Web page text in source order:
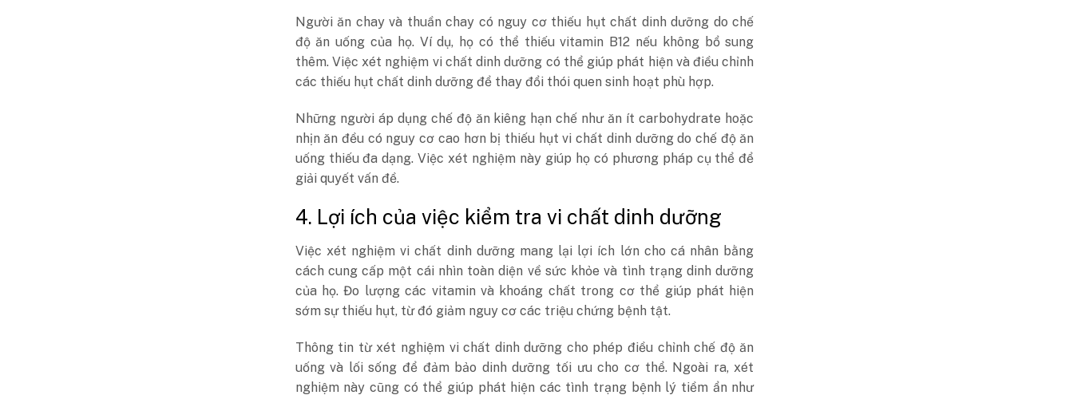
Người ăn chay và thuần chay có nguy cơ thiếu hụt chất dinh dưỡng do chế
độ ăn uống của họ. Ví dụ, họ có thể thiếu vitamin B12 nếu không bổ sung
thêm. Việc xét nghiệm vi chất dinh dưỡng có thể giúp phát hiện và điều chỉnh
các thiếu hụt chất dinh dưỡng để thay đổi thói quen sinh hoạt phù hợp.
Những người áp dụng chế độ ăn kiêng hạn chế như ăn ít carbohydrate hoặc
nhịn ăn đều có nguy cơ cao hơn bị thiếu hụt vi chất dinh dưỡng do chế độ ăn
uống thiếu đa dạng. Việc xét nghiệm này giúp họ có phương pháp cụ thể để
giải quyết vấn đề.
4. Lợi ích của việc kiểm tra vi chất dinh dưỡng
Việc xét nghiệm vi chất dinh dưỡng mang lại lợi ích lớn cho cá nhân bằng
cách cung cấp một cái nhìn toàn diện về sức khỏe và tình trạng dinh dưỡng
của họ. Đo lượng các vitamin và khoáng chất trong cơ thể giúp phát hiện
sớm sự thiếu hụt, từ đó giảm nguy cơ các triệu chứng bệnh tật.
Thông tin từ xét nghiệm vi chất dinh dưỡng cho phép điều chỉnh chế độ ăn
uống và lối sống để đảm bảo dinh dưỡng tối ưu cho cơ thể. Ngoài ra, xét
nghiệm này cũng có thể giúp phát hiện các tình trạng bệnh lý tiềm ẩn như